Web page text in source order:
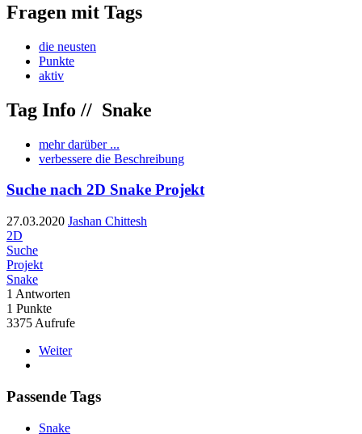
Fragen mit Tags
die neusten
Punkte
aktiv
Tag Info // Snake
mehr darüber ...
verbessere die Beschreibung
Suche nach 2D Snake Projekt
27.03.2020 Jashan Chittesh
2D
Suche
Projekt
Snake
1 Antworten
1 Punkte
3375 Aufrufe
Weiter
Passende Tags
Snake